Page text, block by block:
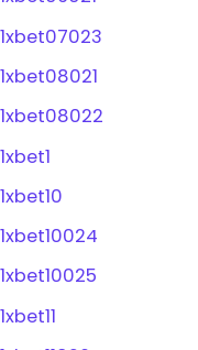
1xbet07023
1xbet08021
1xbet08022
1xbet1
1xbet10
1xbet10024
1xbet10025
1xbet11